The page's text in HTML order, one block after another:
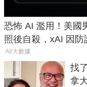
恐怖 AI 濫用！美國
照後自殺，xAI 因
AI/大數據
找
拿